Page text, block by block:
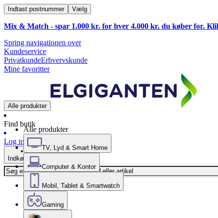
Indtast postnummer Vælg
Mix & Match - spar 1.000 kr. for hver 4.000 kr. du køber for.
Spring navigationen over
Kundeservice
PrivatkundeErhvervskunde
Mine favoritter
Alle produkter
Find butik
Log ind
Indkøbskurv
Alle produkter
TV, Lyd & Smart Home
Computer & Kontor
Mobil, Tablet & Smartwatch
Gaming